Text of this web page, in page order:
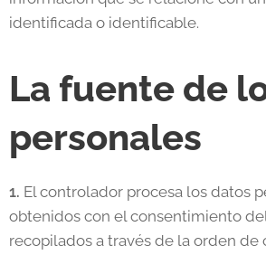
identificada o identificable.
La fuente de
personales
1. El controlador procesa los datos
obtenidos con el consentimiento
recopilados a través de la orden de